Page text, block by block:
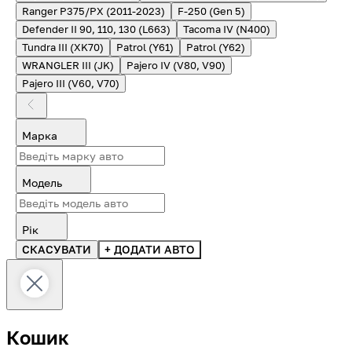
Ranger P375/PX (2011-2023)
F-250 (Gen 5)
Defender II 90, 110, 130 (L663)
Tacoma IV (N400)
Tundra III (XK70)
Patrol (Y61)
Patrol (Y62)
WRANGLER III (JK)
Pajero IV (V80, V90)
Pajero III (V60, V70)
Марка
Модель
Рік
СКАСУВАТИ
+ ДОДАТИ АВТО
Кошик